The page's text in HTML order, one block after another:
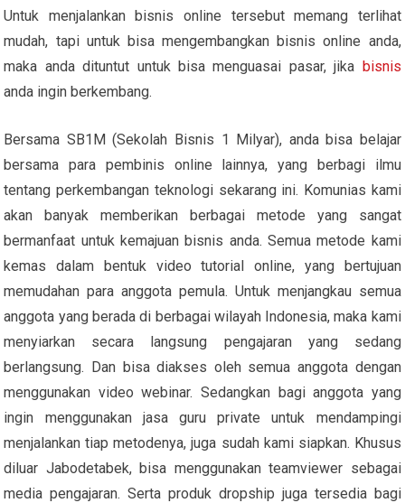
Untuk menjalankan bisnis online tersebut memang terlihat
mudah, tapi untuk bisa mengembangkan bisnis online anda,
maka anda dituntut untuk bisa menguasai pasar, jika bisnis
anda ingin berkembang.
Bersama SB1M (Sekolah Bisnis 1 Milyar), anda bisa belajar
bersama para pembinis online lainnya, yang berbagi ilmu
tentang perkembangan teknologi sekarang ini. Komunias kami
akan banyak memberikan berbagai metode yang sangat
bermanfaat untuk kemajuan bisnis anda. Semua metode kami
kemas dalam bentuk video tutorial online, yang bertujuan
memudahan para anggota pemula. Untuk menjangkau semua
anggota yang berada di berbagai wilayah Indonesia, maka kami
menyiarkan secara langsung pengajaran yang sedang
berlangsung. Dan bisa diakses oleh semua anggota dengan
menggunakan video webinar. Sedangkan bagi anggota yang
ingin menggunakan jasa guru private untuk mendampingi
menjalankan tiap metodenya, juga sudah kami siapkan. Khusus
diluar Jabodetabek, bisa menggunakan teamviewer sebagai
media pengajaran. Serta produk dropship juga tersedia bagi